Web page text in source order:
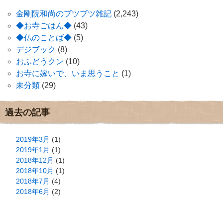
金剛院和尚のブツブツ雑記 (2,243)
◆お寺ごはん◆ (43)
◆仏のことば◆ (5)
デジブック (8)
おふどうクン (10)
お寺に嫁いで、いま思うこと (1)
未分類 (29)
過去の記事
2019年3月 (1)
2019年1月 (1)
2018年12月 (1)
2018年10月 (1)
2018年7月 (4)
2018年6月 (2)